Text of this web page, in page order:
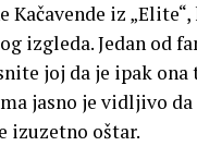
iz „Elite“,
izgleda. Jedan od
joj da je ipak ona
jasno je vidljivo
izuzetno oštar.